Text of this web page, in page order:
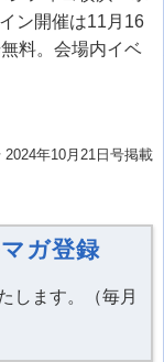
ン開催は11月16
料。会場内イベ
年10月21日号掲載
ガ登録
します。（毎月